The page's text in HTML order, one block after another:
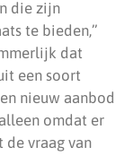
die zijn
te bieden,”
dat
een soort
nieuw aanbod
omdat er
vraag van